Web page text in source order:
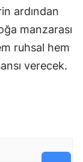
ardından
manzarası
ruhsal hem
verecek.